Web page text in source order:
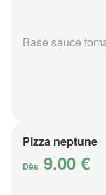
Base sauce
Pizza neptune
Dès 9.00 €